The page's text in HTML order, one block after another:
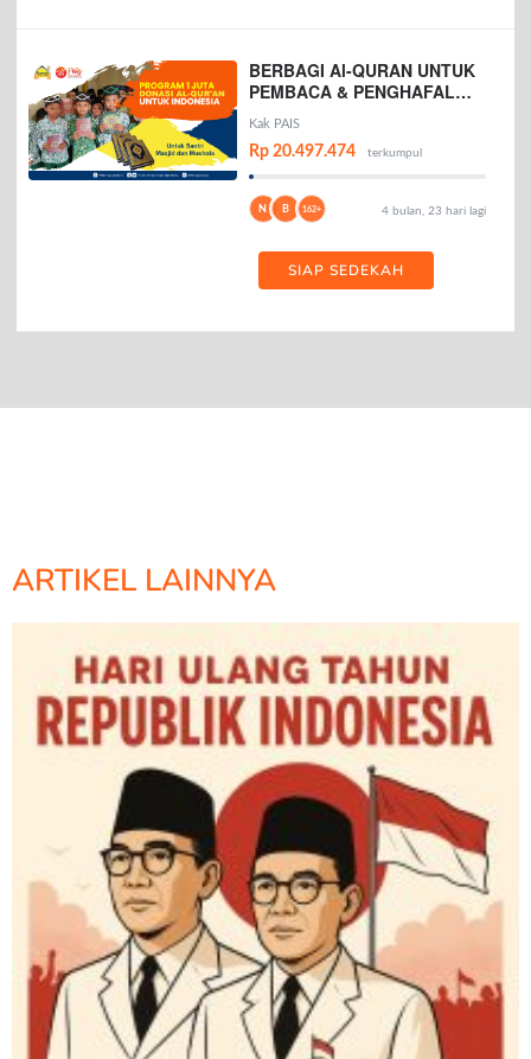
BERBAGI Al-QURAN UNTUK
PEMBACA & PENGHAFAL
AL-QURAN
Kak PAIS
Rp 20.497.474 terkumpul
N B 162+ 4 bulan, 23 hari lagi
SIAP SEDEKAH
ARTIKEL LAINNYA